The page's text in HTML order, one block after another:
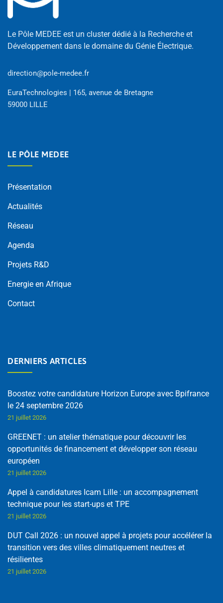
Le Pôle MEDEE est un cluster dédié à la Recherche et
Développement dans le domaine du Génie Électrique.
direction@pole-medee.fr
EuraTechnologies | 165, avenue de Bretagne
59000 LILLE
LE PÔLE MEDEE
Présentation
Actualités
Réseau
Agenda
Projets R&D
Energie en Afrique
Contact
DERNIERS ARTICLES
Boostez votre candidature Horizon Europe avec Bpifrance
le 24 septembre 2026
21 juillet 2026
GREENET : un atelier thématique pour découvrir les
opportunités de financement et développer son réseau
européen
21 juillet 2026
Appel à candidatures Icam Lille : un accompagnement
technique pour les start-ups et TPE
21 juillet 2026
DUT Call 2026 : un nouvel appel à projets pour accélérer la
transition vers des villes climatiquement neutres et
résilientes
21 juillet 2026